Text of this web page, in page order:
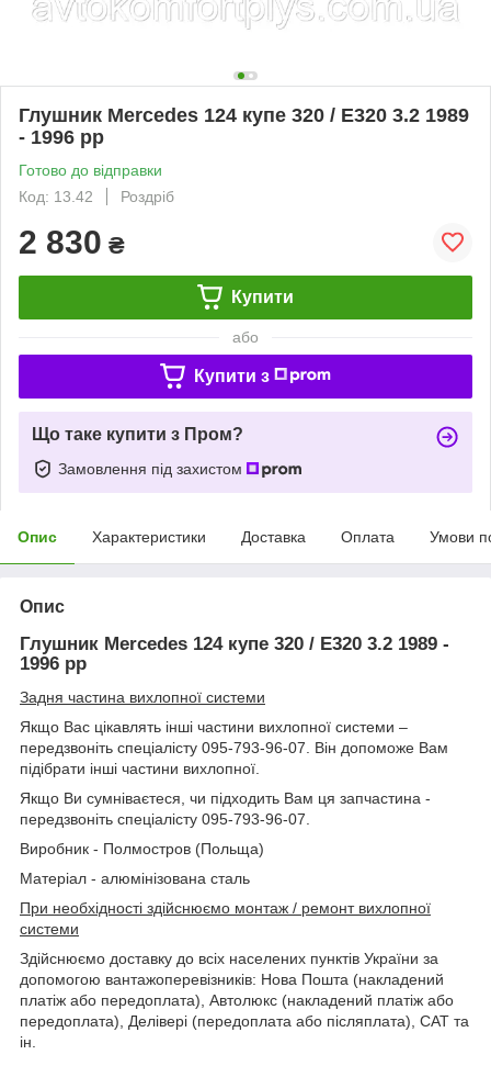
Глушник Mercedes 124 купе 320 / E320 3.2 1989
- 1996 рр
Готово до відправки
Код: 13.42
Роздріб
2 830 ₴
Купити
або
Купити з
Що таке купити з Пром?
Замовлення під захистом
Опис Характеристики Доставка Оплата Умови
Опис
Глушник Mercedes 124 купе 320 / E320 3.2 1989 -
1996 рр
Задня частина вихлопної системи
Якщо Вас цікавлять інші частини вихлопної системи –
передзвоніть спеціалісту 095-793-96-07. Він допоможе Вам
підібрати інші частини вихлопної.
Якщо Ви сумніваєтеся, чи підходить Вам ця запчастина -
передзвоніть спеціалісту 095-793-96-07.
Виробник - Полмостров (Польща)
Матеріал - алюмінізована сталь
При необхідності здійснюємо монтаж / ремонт вихлопної
системи
Здійснюємо доставку до всіх населених пунктів України за
допомогою вантажоперевізників: Нова Пошта (накладений
платіж або передоплата), Автолюкс (накладений платіж або
передоплата), Делівері (передоплата або післяплата), САТ та
ін.